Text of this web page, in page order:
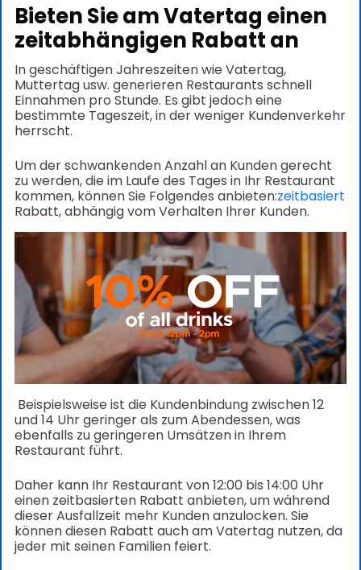
Bieten Sie am Vatertag einen
zeitabhängigen Rabatt an
In geschäftigen Jahreszeiten wie Vatertag,
Muttertag usw. generieren Restaurants schnell
Einnahmen pro Stunde. Es gibt jedoch eine
bestimmte Tageszeit, in der weniger Kundenverkehr
herrscht.
Um der schwankenden Anzahl an Kunden gerecht
zu werden, die im Laufe des Tages in Ihr Restaurant
kommen, können Sie Folgendes anbieten:zeitbasiert
Rabatt, abhängig vom Verhalten Ihrer Kunden.
Beispielsweise ist die Kundenbindung zwischen 12
und 14 Uhr geringer als zum Abendessen, was
ebenfalls zu geringeren Umsätzen in Ihrem
Restaurant führt.
Daher kann Ihr Restaurant von 12:00 bis 14:00 Uhr
einen zeitbasierten Rabatt anbieten, um während
dieser Ausfallzeit mehr Kunden anzulocken. Sie
können diesen Rabatt auch am Vatertag nutzen, da
jeder mit seinen Familien feiert.